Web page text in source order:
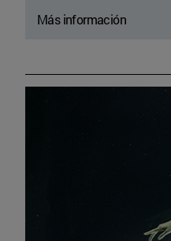
Más información